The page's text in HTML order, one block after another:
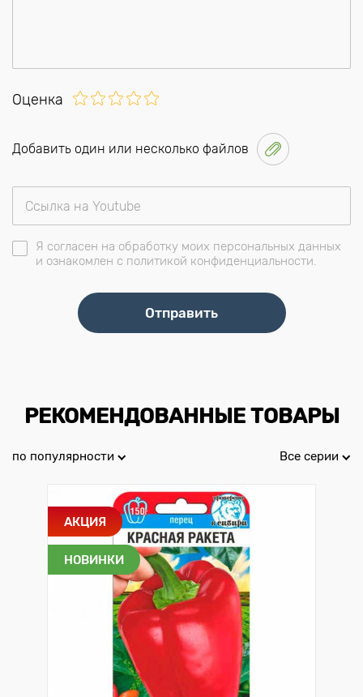
Оценка
Добавить один или несколько файлов
Я согласен на обработку моих персональных данных
и ознакомлен с политикой конфиденциальности.
РЕКОМЕНДОВАННЫЕ ТОВАРЫ
по популярности Все серии
АКЦИЯ
НОВИНКИ